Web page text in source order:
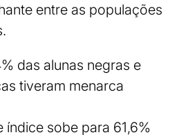
entre as populações
das alunas negras e
tiveram menarca
índice sobe para 61,6%